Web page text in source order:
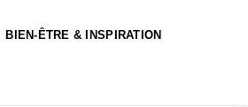
BIEN-ÊTRE & INSPIRATION